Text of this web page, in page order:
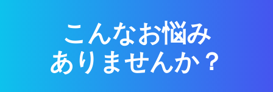
こんなお悩み
ありませんか？